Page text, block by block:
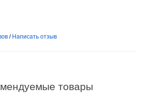
/ Написать отзыв
товары